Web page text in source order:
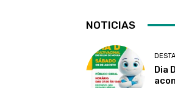
NOTICIAS
Dia